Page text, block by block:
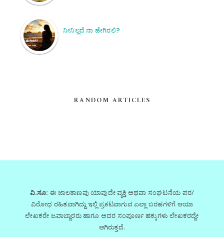
ನೀನಿಲ್ಲದೆ ನಾ ಹೇಗಿರಲಿ?
RANDOM ARTICLES
ವಿ.ಸೂ: ಈ ಜಾಲತಾಣವು ಯಾವುದೇ ವ್ಯಕ್ತಿ ಅಥವಾ ಸಂಘಟನೆಯ ಪರ/
ವಿರೋಧ ರಹಿತವಾಗಿದ್ದು ಇಲ್ಲಿ ಪ್ರಕಟವಾಗುವ ಎಲ್ಲಾ ಬರಹಗಳಿಗೆ ಆಯಾ
ಲೇಖಕರೇ ಜವಾಬ್ದಾರರು ಹಾಗೂ ಅದರ ಸಂಪೂರ್ಣ ಹಕ್ಕುಗಳು ಲೇಖಕರದ್ದೇ
ಆಗಿರುತ್ತದೆ.